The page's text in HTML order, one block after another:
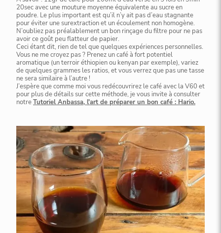
20sec avec une mouture moyenne équivalente au sucre en
poudre. Le plus important est qu’il n’y ait pas d’eau stagnante
pour éviter une surextraction et un écoulement non homogène.
N’oubliez pas préalablement un bon rinçage du filtre pour ne pas
avoir ce goût peu flatteur de papier.
Ceci étant dit, rien de tel que quelques expériences personnelles.
Vous ne me croyez pas ? Prenez un café à fort potentiel
aromatique (un terroir éthiopien ou kenyan par exemple), variez
de quelques grammes les ratios, et vous verrez que pas une tasse
ne sera similaire à l’autre !
J’espère que comme moi vous redécouvrirez le café avec la V60 et
pour plus de détails sur cette méthode, je vous invite à consulter
notreTutoriel Anbassa, l'art de préparer un bon café : Hario.